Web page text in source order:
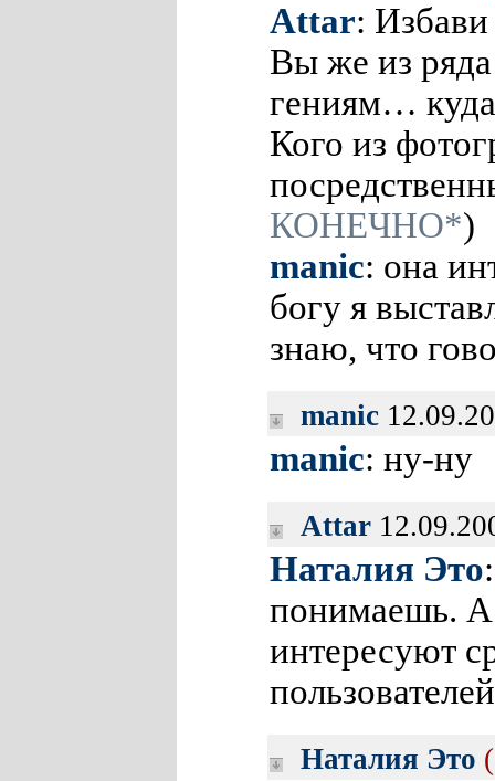
Attar:
Вы же из
гениям…
Кого из
КОНЕЧНО*)
manic: она
богу я
знаю, что
manic
manic: ну-ну
Attar
Наталия Это
понимаешь. А
интересуют
Наталия Это